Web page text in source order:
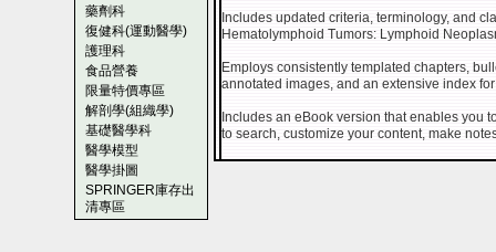
藥劑科
復健科(運動醫學)
護理科
食品營養
限量特價專區
解剖學(組織學)
基礎醫學科
醫學模型
醫學掛圖
SPRINGER庫存出
清專區
Includes updated criteria, terminology, and
Hematolymphoid Tumors: Lymphoid
Employs consistently templated chapters,
annotated images, and an extensive index
Includes an eBook version that enables you
to search, customize your content, make